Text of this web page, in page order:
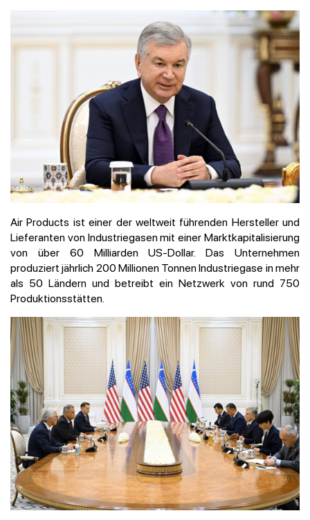
Air Products ist einer der weltweit führenden Hersteller und
Lieferanten von Industriegasen mit einer Marktkapitalisierung
von über 60 Milliarden US-Dollar. Das Unternehmen
produziert jährlich 200 Millionen Tonnen Industriegase in mehr
als 50 Ländern und betreibt ein Netzwerk von rund 750
Produktionsstätten.